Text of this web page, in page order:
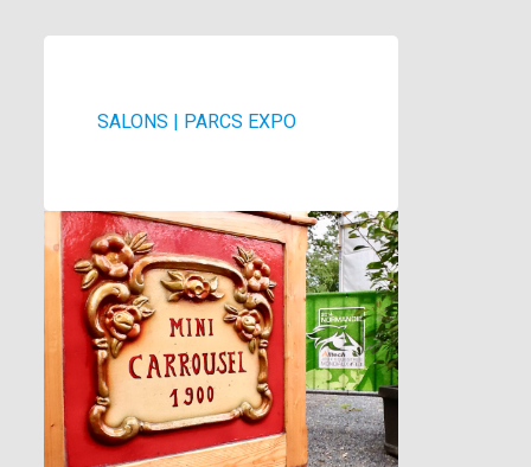
SALONS | PARCS EXPO